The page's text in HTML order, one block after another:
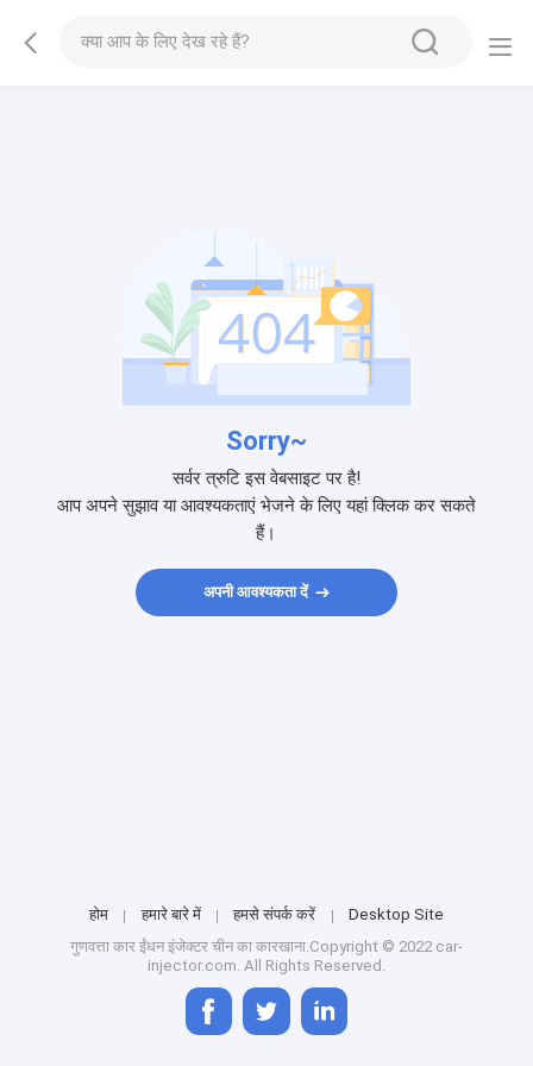
Sorry~
सर्वर त्रुटि इस वेबसाइट पर है!
आप अपने सुझाव या आवश्यकताएं भेजने के लिए यहां क्लिक कर सकते
हैं।
अपनी आवश्यकता दें
होम हमारे बारे में हमसे संपर्क करें
Desktop Site
गुणवत्ता कार ईंधन इंजेक्टर चीन का कारखाना.Copyright © 2022 car-
injector.com. All Rights Reserved.